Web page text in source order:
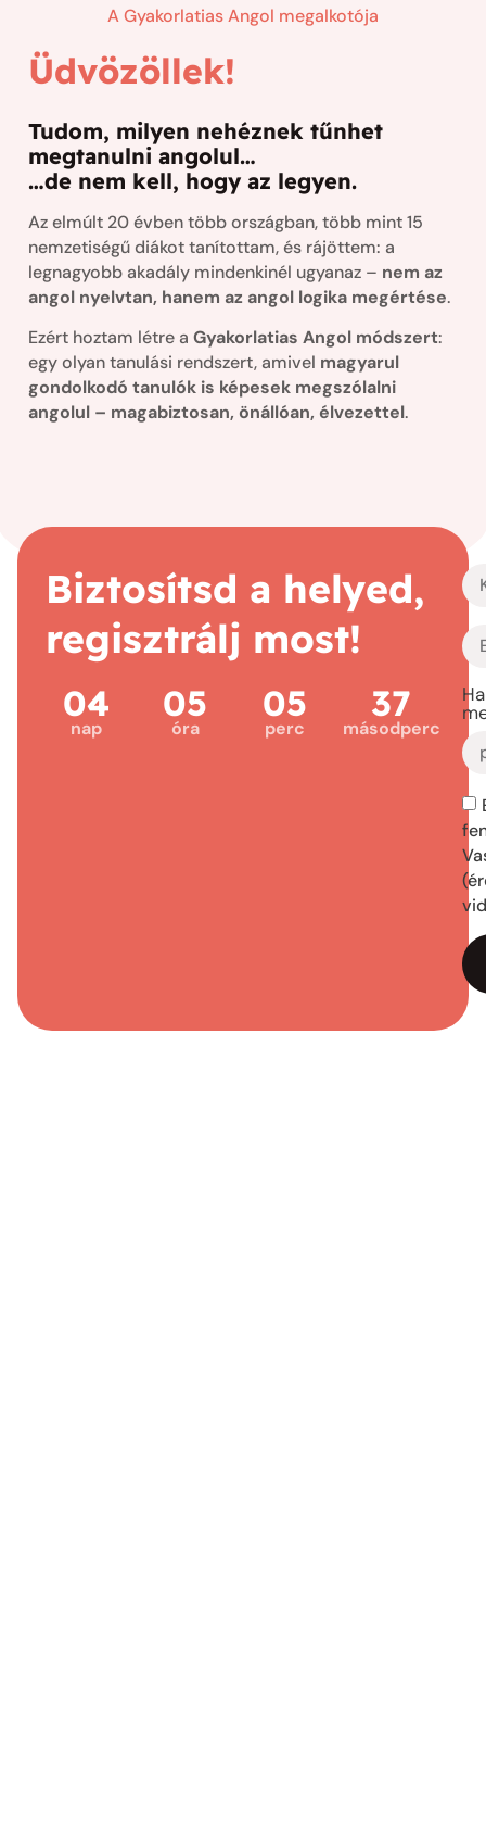
A Gyakorlatias Angol megalkotója
Üdvözöllek!
Tudom, milyen nehéznek tűnhet
megtanulni angolul…
…de nem kell, hogy az legyen.
Az elmúlt 20 évben több országban, több mint 15
nemzetiségű diákot tanítottam, és rájöttem: a
legnagyobb akadály mindenkinél ugyanaz – nem az
angol nyelvtan, hanem az angol logika megértése.
Ezért hoztam létre a Gyakorlatias Angol módszert:
egy olyan tanulási rendszert, amivel magyarul
gondolkodó tanulók is képesek megszólalni
angolul – magabiztosan, önállóan, élvezettel.
Biztosítsd a helyed,
regisztrálj most!
04
nap
05
óra
05
perc
36
másodperc